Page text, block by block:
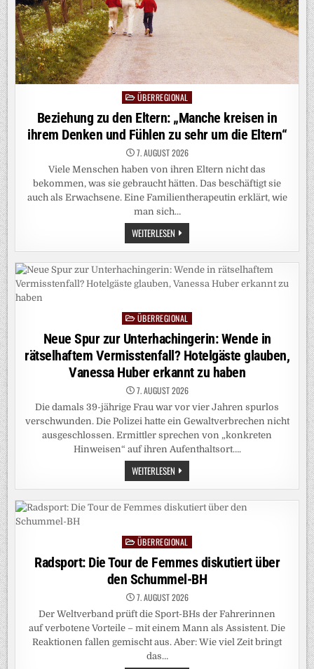
PostedÜBERREGIONAL
Beziehung zu den Eltern: „Manche kreisen in
ihrem Denken und Fühlen zu sehr um die Eltern“
7. AUGUST 2026
Viele Menschen haben von ihren Eltern nicht das
bekommen, was sie gebraucht hätten. Das beschäftigt sie
auch als Erwachsene. Eine Familientherapeutin erklärt, wie
man sich…
WEITERLESEN BEZIEHUNG
ZU
DEN
ELTERN:
„MANCHE
KREISEN
IN
UND
FÜHLEN
ZU
SEHR
UM
DIE
ELTERN“
Posted
in
ÜBERREGIONAL
Neue Spur zur Unterhachingerin: Wende in
rätselhaftem Vermisstenfall? Hotelgäste glauben,
Vanessa Huber erkannt zu haben
7. AUGUST 2026
Die damals 39-jährige Frau war vor vier Jahren spurlos
verschwunden. Die Polizei hatte ein Gewaltverbrechen nicht
ausgeschlossen. Ermittler sprechen von „konkreten
Hinweisen“ auf ihren Aufenthaltsort….
WEITERLESEN NEUE
SPUR
ZUR
UNTERHACHINGERIN:
WENDE
VERMISSTENFALL?
HOTELGÄSTE
GLAUBEN,
VANESSA
HUBER
ERKANNT
ZU
HABEN
PostedÜBERREGIONAL
Radsport: Die Tour de Femmes diskutiert über
den Schummel-BH
7. AUGUST 2026
Der Weltverband prüft die Sport-BHs der Fahrerinnen
auf verbotene Vorteile – mit einem Mann als Assistent. Die
Reaktionen fallen gemischt aus. Aber: Wie viel Zeit bringt
das…